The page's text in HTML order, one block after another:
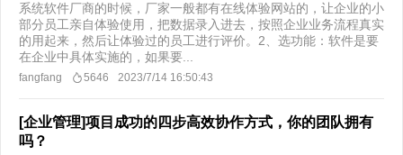
系统软件厂商的时候，厂家一般都有在线体验网站的，让企业的小
部分员工亲自体验使用，把数据录入进去，按照企业业务流程真实
的用起来，然后让体验过的员工进行评价。2、选功能：软件是要
在企业中具体实施的，如果要...
fangfang 5646 2023/7/14 16:50:43
[企业管理]项目成功的四步高效协作方式，你的团队拥有
吗？